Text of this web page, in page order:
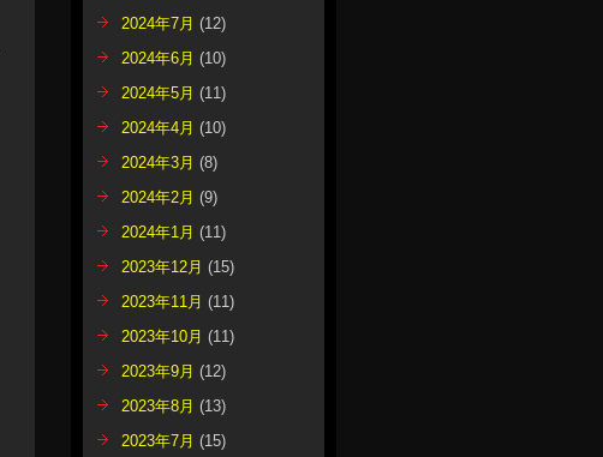
2024年7月 (12)
2024年6月 (10)
2024年5月 (11)
2024年4月 (10)
2024年3月 (8)
2024年2月 (9)
2024年1月 (11)
2023年12月 (15)
2023年11月 (11)
2023年10月 (11)
2023年9月 (12)
2023年8月 (13)
2023年7月 (15)